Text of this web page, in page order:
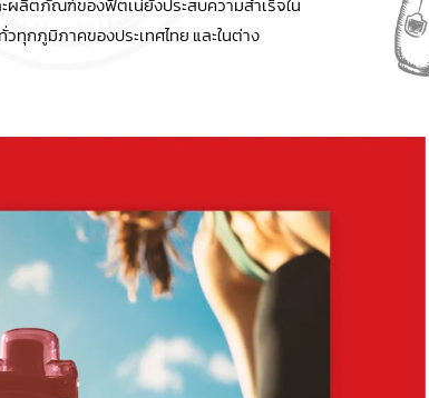
ผลิตภัณฑ์ของฟิตเน่ยังประสบความสำเร็จใน
ทุกภูมิภาคของประเทศไทย และในต่าง